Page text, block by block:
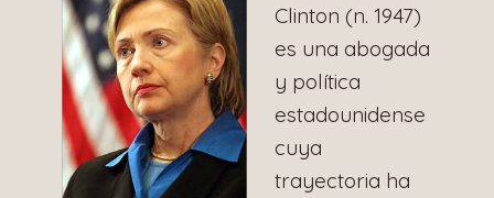
Clinton (n. 1947)
es una abogada
y política
estadounidense
cuya
trayectoria ha